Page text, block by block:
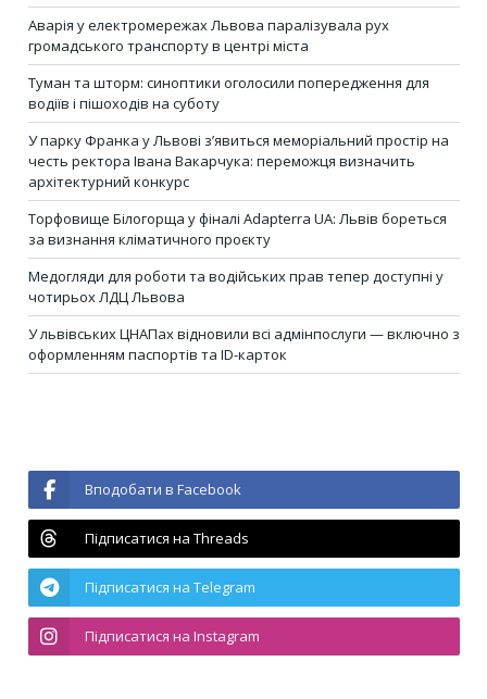
Аварія у електромережах Львова паралізувала рух
громадського транспорту в центрі міста
Туман та шторм: синоптики оголосили попередження для
водіїв і пішоходів на суботу
У парку Франка у Львові з’явиться меморіальний простір на
честь ректора Івана Вакарчука: переможця визначить
архітектурний конкурс
Торфовище Білогорща у фіналі Adapterra UA: Львів бореться
за визнання кліматичного проєкту
Медогляди для роботи та водійських прав тепер доступні у
чотирьох ЛДЦ Львова
У львівських ЦНАПах відновили всі адмінпослуги — включно з
оформленням паспортів та ID-карток
Вподобати в Facebook
Підписатися на Threads
Підписатися на Telegram
Підписатися на Instagram